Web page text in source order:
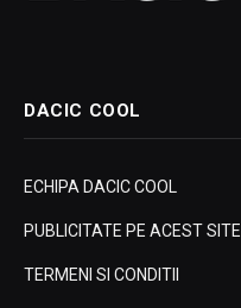
DACIC COOL
ECHIPA DACIC COOL
PUBLICITATE PE ACEST SITE
TERMENI SI CONDITII